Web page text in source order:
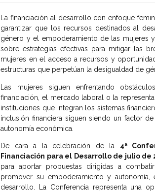
La financiación al desarrollo con enfoque
garantizar que los recursos destinados al
género y el empoderamiento de las mujeres
sobre estrategias efectivas para mitigar las
mujeres en el acceso a recursos y
estructuras que perpetúan la desigualdad de
Las mujeres siguen enfrentando
financiación, el mercado laboral o la
instituciones que integran los sistemas
inclusión financiera siguen siendo un factor
autonomía económica.
De cara a la celebración de la 4ª
Financiación para el Desarrollo de julio de
para aportar propuestas dirigidas a
promover su empoderamiento y autonomía,
desarrollo. La Conferencia representa una